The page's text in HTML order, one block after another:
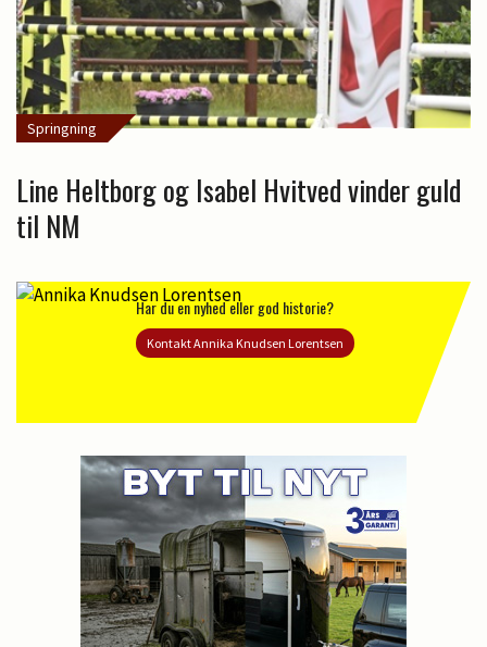
Springning
Line Heltborg og Isabel Hvitved vinder guld
til NM
Har du en nyhed eller god historie?
Kontakt Annika Knudsen Lorentsen